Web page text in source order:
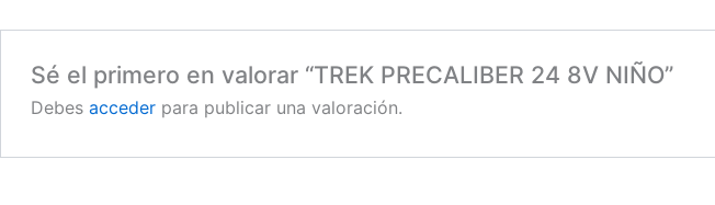
Sé el primero en valorar “TREK PRECALIBER 24 8V NIÑO”
Debes accederpara publicar una valoración.